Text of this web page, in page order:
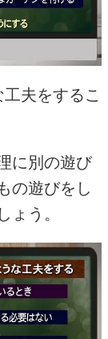
夫をするこ
に別の遊び
の遊びをし
ょう。